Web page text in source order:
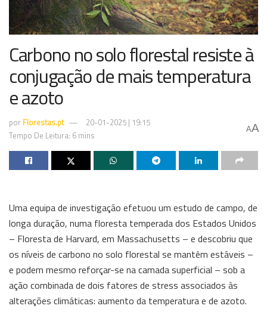
Carbono no solo florestal resiste à
conjugação de mais temperatura
e azoto
por Florestas.pt
20-01-2025 | 19:15
Tempo De Leitura: 6 mins
AA
Uma equipa de investigação efetuou um estudo de campo, de
longa duração, numa floresta temperada dos Estados Unidos
– Floresta de Harvard, em Massachusetts – e descobriu que
os níveis de carbono no solo florestal se mantêm estáveis –
e podem mesmo reforçar-se na camada superficial – sob a
ação combinada de dois fatores de stress associados às
alterações climáticas: aumento da temperatura e de azoto.